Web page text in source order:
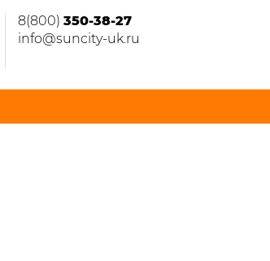
8(800) 350-38-27
info@suncity-uk.ru